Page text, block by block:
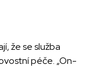
že se služba
péče. „On-